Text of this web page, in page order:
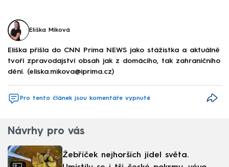
Eliška Míková
Eliška přišla do CNN Prima NEWS jako stážistka a aktuálně
tvoří zpravodajství obsah jak z domácího, tak zahraničního
dění. (eliska.mikova@iprima.cz)
Pro tento článek jsou komentáře vypnuté
Návrhy pro vás
Žebříček nejhorších jídel světa.